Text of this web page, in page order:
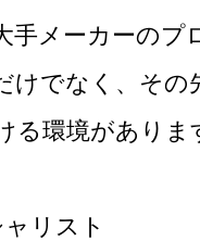
手メーカーのプ
けでなく、その
る環境がありま
リスト